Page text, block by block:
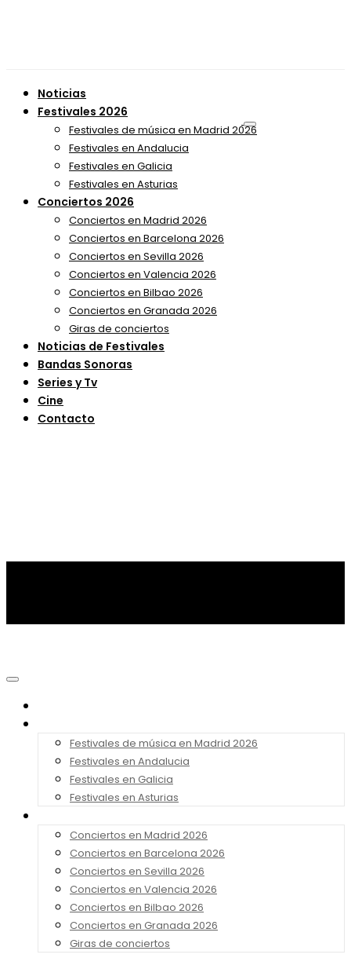
Noticias
Festivales 2026
Festivales de música en Madrid 2026
Festivales en Andalucia
Festivales en Galicia
Festivales en Asturias
Conciertos 2026
Conciertos en Madrid 2026
Conciertos en Barcelona 2026
Conciertos en Sevilla 2026
Conciertos en Valencia 2026
Conciertos en Bilbao 2026
Conciertos en Granada 2026
Giras de conciertos
Noticias de Festivales
Bandas Sonoras
Series y Tv
Cine
Contacto
Festivales de música en Madrid 2026
Festivales en Andalucia
Festivales en Galicia
Festivales en Asturias
Conciertos en Madrid 2026
Conciertos en Barcelona 2026
Conciertos en Sevilla 2026
Conciertos en Valencia 2026
Conciertos en Bilbao 2026
Conciertos en Granada 2026
Giras de conciertos